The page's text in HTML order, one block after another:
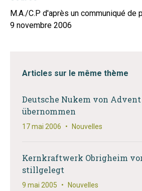
M.A./C.P d'après un communiqué de
9 novembre 2006
Articles sur le même thème
Deutsche Nukem von
übernommen
17 mai 2006 • Nouvelles
Kernkraftwerk Obrigheim
stillgelegt
9 mai 2005 • Nouvelles